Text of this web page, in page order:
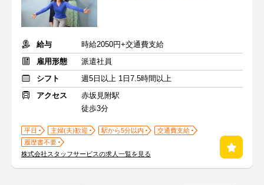
給与
時給2050円+交通費支給
雇用形態
派遣社員
シフト
週5日以上 1日7.5時間以上
アクセス
赤坂見附駅
徒歩3分
平日 主婦(夫)歓迎 駅から5分以内
交通費支給
履歴書不要
株式会社スタッフサービスの求人一覧を見る